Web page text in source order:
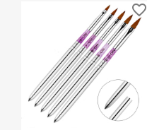
favorite_border